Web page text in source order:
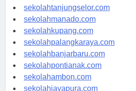
sekolahgorontalo.com
sekolahtanjungselor.com
sekolahmanado.com
sekolahkupang.com
sekolahpalangkaraya.com
sekolahbanjarbaru.com
sekolahpontianak.com
sekolahambon.com